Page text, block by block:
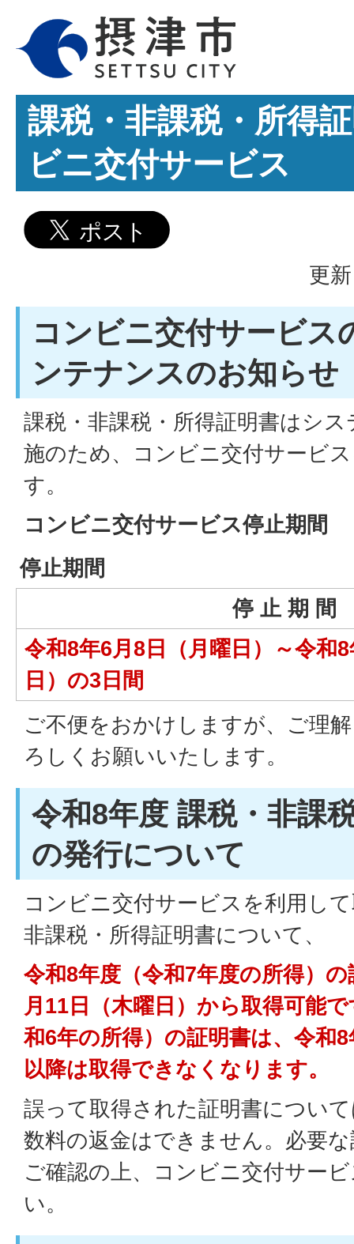
課税・非課税・所得
ビニ交付サービス
更
コンビニ交付サービス
ンテナンスのお知らせ
課税・非課税・所得証明書はシ
施のため、コンビニ交付サービ
す。
コンビニ交付サービス停止期間
停止期間
停 止 期 間
令和8年6月8日（月曜日）～令和
日）の3日間
ご不便をおかけしますが、ご理
ろしくお願いいたします。
令和8年度 課税・非課
の発行について
コンビニ交付サービスを利用し
非課税・所得証明書について、
令和8年度（令和7年度の所得）
月11日（木曜日）から取得可能
和6年の所得）の証明書は、令和
以降は取得できなくなります。
誤って取得された証明書につい
数料の返金はできません。必要
ご確認の上、コンビニ交付サー
い。